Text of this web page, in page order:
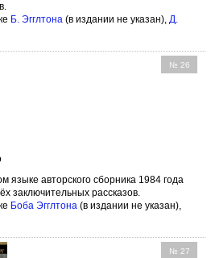
Б. Эгглтона (в издании не указан), Д.
№ 26
языке авторского сборника 1984 года
заключительных рассказов.
Боба Эгглтона (в издании не указан),
№ 27